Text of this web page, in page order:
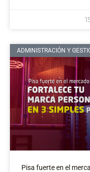
ADMINISTRACIÓN Y
Pisa fuerte en el